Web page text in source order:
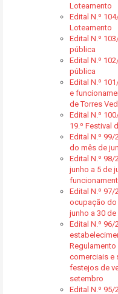
Loteamento
Edital N.º
Loteamento
Edital N.º
pública
Edital N.º
pública
Edital N.º
e
de Torres
Edital N.º
19.º Festival
Edital N.º
do mês de
Edital N.º 98/
junho a 5 de
Edital N.º
ocupação
junho a 30
Edital N.º
comerciais e
festejos de
setembro
Edital N.º